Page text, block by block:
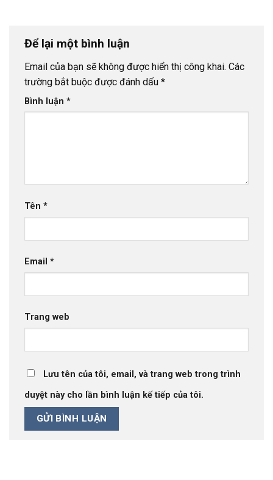
Để lại một bình luận
Email của bạn sẽ không được hiển thị công khai. Các
trường bắt buộc được đánh dấu *
Bình luận *
Tên *
Email *
Trang web
Lưu tên của tôi, email, và trang web trong trình
duyệt này cho lần bình luận kế tiếp của tôi.